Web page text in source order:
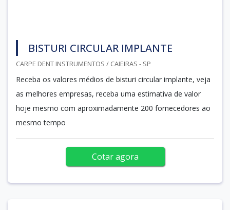
BISTURI CIRCULAR IMPLANTE
CARPE DENT INSTRUMENTOS / CAIEIRAS - SP
Receba os valores médios de bisturi circular implante, veja
as melhores empresas, receba uma estimativa de valor
hoje mesmo com aproximadamente 200 fornecedores ao
mesmo tempo
Cotar agora